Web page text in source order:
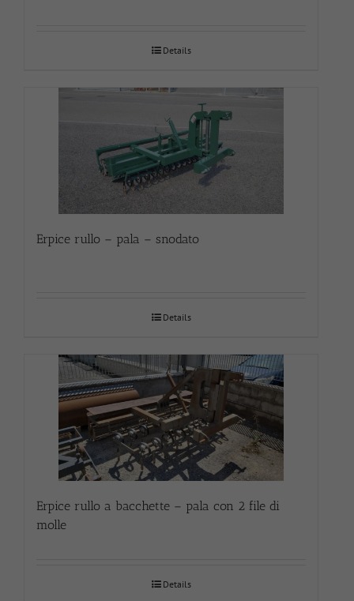
Details
Erpice rullo – pala – snodato
Details
Erpice rullo a bacchette – pala con 2 file di
molle
Details